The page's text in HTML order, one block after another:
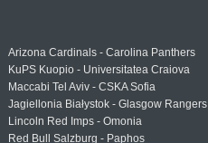
Arizona Cardinals - Carolina Panthers
KuPS Kuopio - Universitatea Craiova
Maccabi Tel Aviv - CSKA Sofia
Jagiellonia Białystok - Glasgow Rangers
Lincoln Red Imps - Omonia
Red Bull Salzburg - Paphos